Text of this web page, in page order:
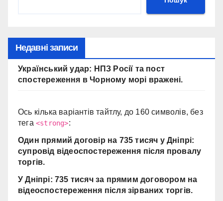
Недавні записи
Український удар: НПЗ Росії та пост
спостереження в Чорному морі вражені.
Ось кілька варіантів тайтлу, до 160 символів, без
тега <strong>:
Один прямий договір на 735 тисяч у Дніпрі:
супровід відеоспостереження після провалу
торгів.
У Дніпрі: 735 тисяч за прямим договором на
відеоспостереження після зірваних торгів.